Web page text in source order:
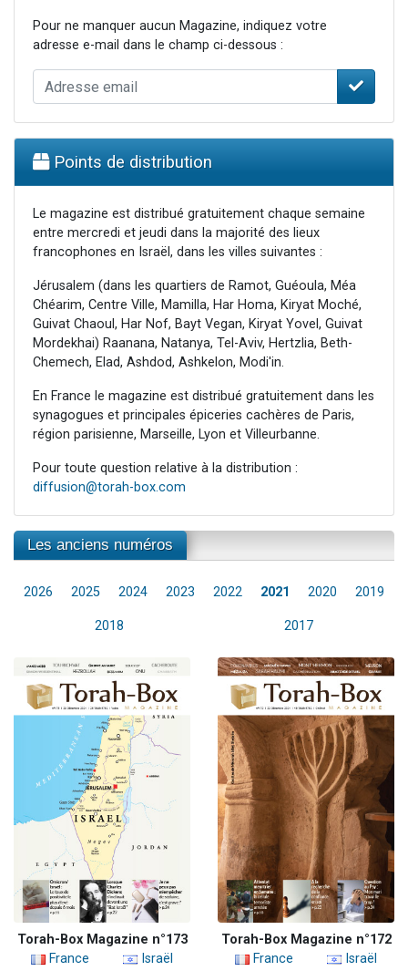
Pour ne manquer aucun Magazine, indiquez votre
adresse e-mail dans le champ ci-dessous :
Points de distribution
Le magazine est distribué gratuitement chaque semaine
entre mercredi et jeudi dans la majorité des lieux
francophones en Israël, dans les villes suivantes :
Jérusalem (dans les quartiers de Ramot, Guéoula, Méa
Chéarim, Centre Ville, Mamilla, Har Homa, Kiryat Moché,
Guivat Chaoul, Har Nof, Bayt Vegan, Kiryat Yovel, Guivat
Mordekhai) Raanana, Natanya, Tel-Aviv, Hertzlia, Beth-
Chemech, Elad, Ashdod, Ashkelon, Modi'in.
En France le magazine est distribué gratuitement dans les
synagogues et principales épiceries cachères de Paris,
région parisienne, Marseille, Lyon et Villeurbanne.
Pour toute question relative à la distribution :
diffusion@torah-box.com
Les anciens numéros
2026 2025 2024 2023 2022 2021 2020 2019
2018 2017
Torah-Box Magazine n°173
France
Israël
Torah-Box Magazine n°172
France
Israël